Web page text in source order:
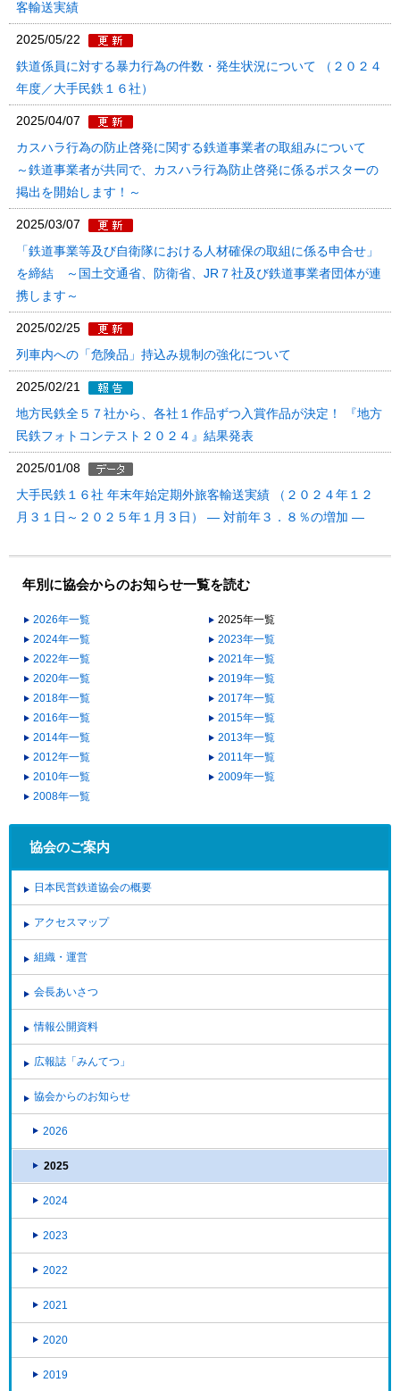
客輸送実績
2025/05/22
鉄道係員に対する暴力行為の件数・発生状況について （２０２４
年度／大手民鉄１６社）
2025/04/07
カスハラ行為の防止啓発に関する鉄道事業者の取組みについて
～鉄道事業者が共同で、カスハラ行為防止啓発に係るポスターの
掲出を開始します！～
2025/03/07
「鉄道事業等及び自衛隊における人材確保の取組に係る申合せ」
を締結 ～国土交通省、防衛省、JR７社及び鉄道事業者団体が連
携します～
2025/02/25
列車内への「危険品」持込み規制の強化について
2025/02/21
地方民鉄全５７社から、各社１作品ずつ入賞作品が決定！ 『地方
民鉄フォトコンテスト２０２４』結果発表
2025/01/08
大手民鉄１６社 年末年始定期外旅客輸送実績 （２０２４年１２
月３１日～２０２５年１月３日） ― 対前年３．８％の増加 ―
年別に協会からのお知らせ一覧を読む
2026年一覧
2025年一覧
2024年一覧
2023年一覧
2022年一覧
2021年一覧
2020年一覧
2019年一覧
2018年一覧
2017年一覧
2016年一覧
2015年一覧
2014年一覧
2013年一覧
2012年一覧
2011年一覧
2010年一覧
2009年一覧
2008年一覧
協会のご案内
日本民営鉄道協会の概要
アクセスマップ
組織・運営
会長あいさつ
情報公開資料
広報誌「みんてつ」
協会からのお知らせ
2026
2025
2024
2023
2022
2021
2020
2019